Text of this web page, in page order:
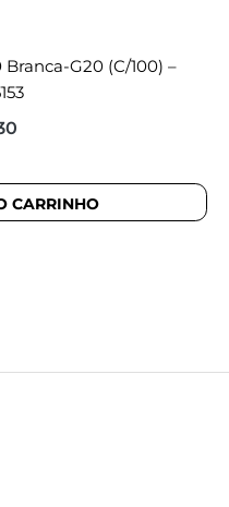
Branca-G20 (c/100) –
CARRINHO